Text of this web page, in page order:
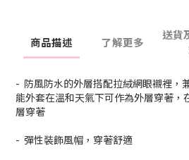
商品描述 了解更多
送貨
- 防風防水的外層搭配拉絨網眼襯裡，
能外套在溫和天氣下可作為外層穿著，
層穿著
- 彈性裝飾風帽，穿著舒適